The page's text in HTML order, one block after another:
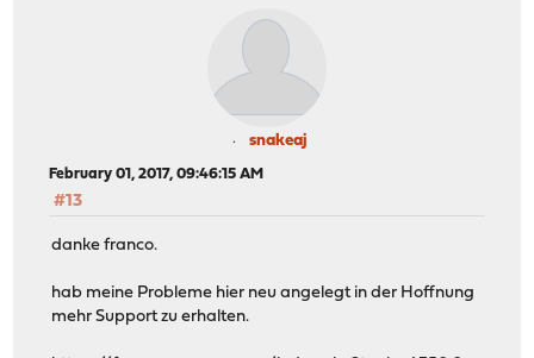
snakeaj
February 01, 2017, 09:46:15 AM
#13
danke franco.
hab meine Probleme hier neu angelegt in der Hoffnung
mehr Support zu erhalten.